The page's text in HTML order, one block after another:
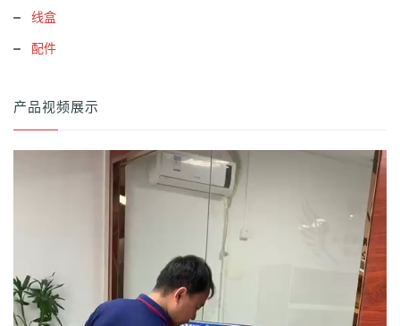
线盒
配件
产品视频展示
器